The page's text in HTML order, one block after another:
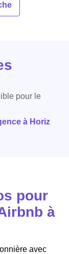
pour le
à Horiz
pour
à
avec